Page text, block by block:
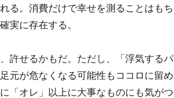
る。消費だけで幸せを測ることはもち
実に存在する。
許せるかもだ。ただし、「浮気するパ
元が危なくなる可能性もココロに留め
「オレ」以上に大事なものにも気がつ